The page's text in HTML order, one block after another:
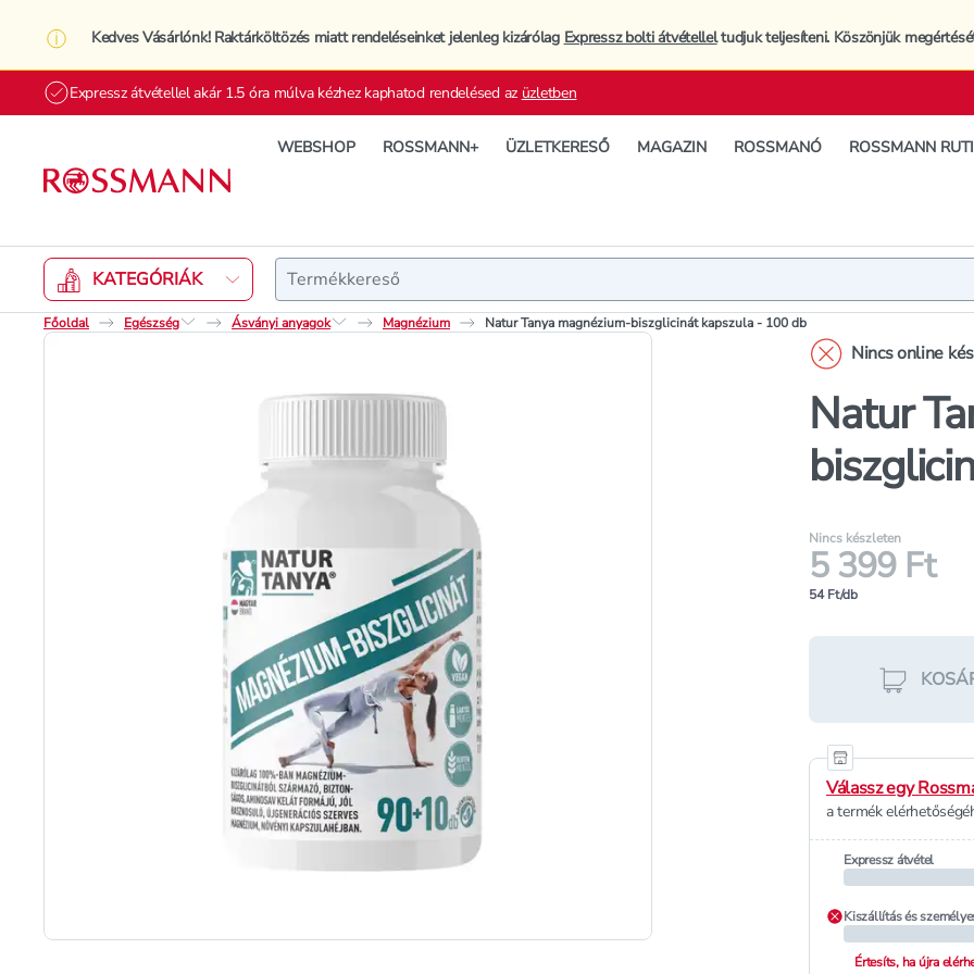
Kedves Vásárlónk! Raktárköltözés miatt rendeléseinket jelenleg kizárólag Expressz bolti átvételleltudjuk teljesíteni. Köszönjük
Expressz átvétellel akár 1.5 óra múlva kézhez kaphatod rendelésed az üzletben
WEBSHOP ROSSMANN+ ÜZLETKERESŐ MAGAZIN ROSSMANÓ ROSSMANN
KATEGÓRIÁK Keresés
Főoldal Egészség Ásványi anyagok Magnézium Natur Tanya magnézium-biszglicinát kapszula - 100 db
Nincs online
Natur
Nincs készleten
5 399 Ft
54 Ft/db
Válassz egy
a termék
Expressz átvétel
Kiszállítás és
Értesíts, ha újra